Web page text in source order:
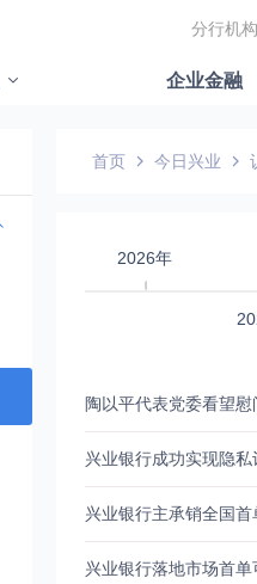
分行机构
企业金融
首页 今日兴业
2026年
陶以平代表党委看望
兴业银行成功实现隐
兴业银行主承销全国
兴业银行落地市场首